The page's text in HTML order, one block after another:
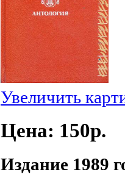
Увеличить
Цена: 150p.
Издание 1989